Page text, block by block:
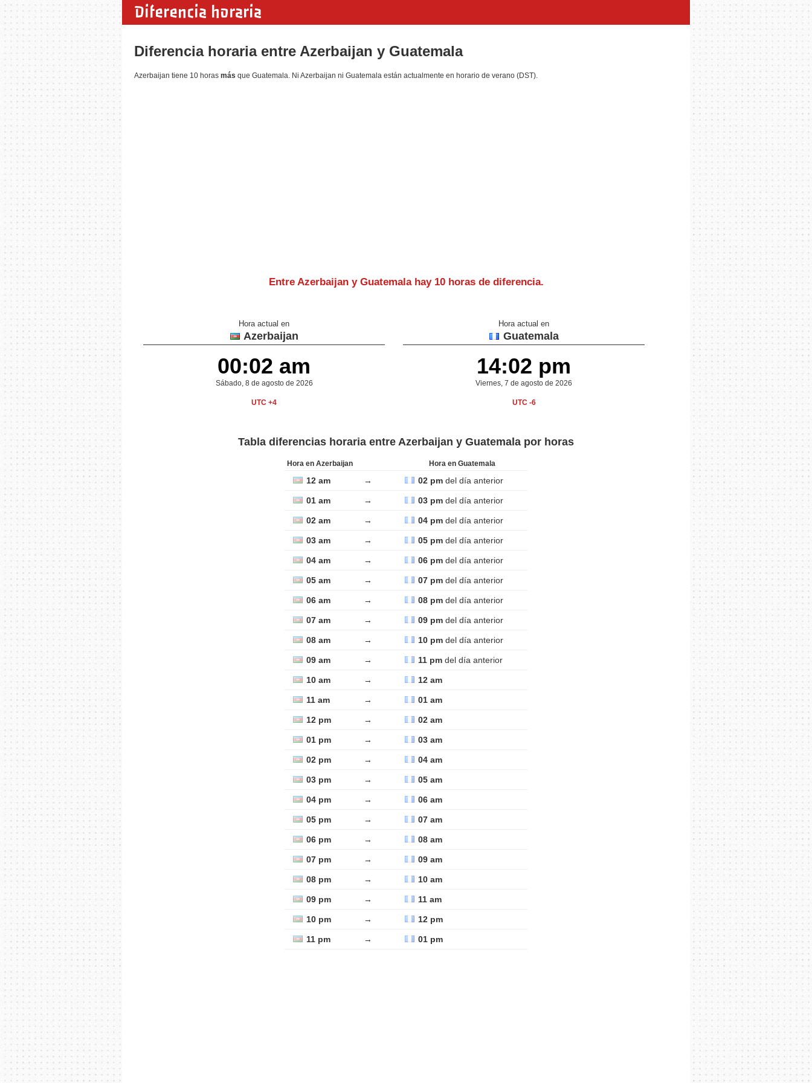
Diferencia horaria
Diferencia horaria entre Azerbaijan y Guatemala
Azerbaijan tiene 10 horas más que Guatemala. Ni Azerbaijan ni Guatemala están actualmente en horario de verano (DST).
Entre Azerbaijan y Guatemala hay 10 horas de diferencia.
Hora actual en
Azerbaijan
00:02 am
Sábado, 8 de agosto de 2026
UTC +4
Hora actual en
Guatemala
14:02 pm
Viernes, 7 de agosto de 2026
UTC -6
Tabla diferencias horaria entre Azerbaijan y Guatemala por horas
Hora en Azerbaijan Hora en Guatemala
12 am → 02 pm del día anterior
01 am → 03 pm del día anterior
02 am → 04 pm del día anterior
03 am → 05 pm del día anterior
04 am → 06 pm del día anterior
05 am → 07 pm del día anterior
06 am → 08 pm del día anterior
07 am → 09 pm del día anterior
08 am → 10 pm del día anterior
09 am → 11 pm del día anterior
10 am → 12 am
11 am → 01 am
12 pm → 02 am
01 pm → 03 am
02 pm → 04 am
03 pm → 05 am
04 pm → 06 am
05 pm → 07 am
06 pm → 08 am
07 pm → 09 am
08 pm → 10 am
09 pm → 11 am
10 pm → 12 pm
11 pm → 01 pm